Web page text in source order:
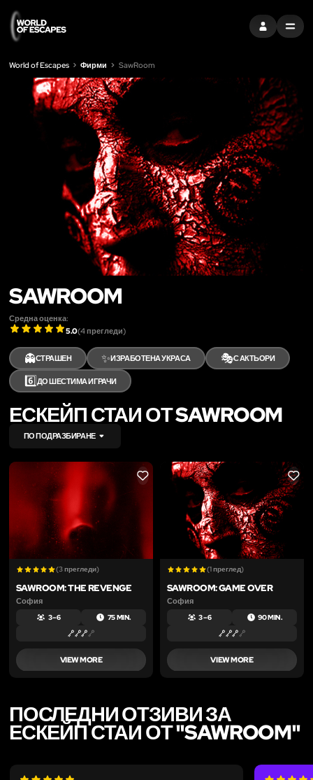
ВЛЕЗТЕMENU
World of Escapes Фирми SawRoom
SAWROOM
Средна оценка:
5.0(4прегледи)
👻СТРАШЕН ✨ИЗРАБОТЕНА УКРАСА 🎭С АКТЬОРИ
6️⃣ДО ШЕСТИМА ИГРАЧИ
ЕСКЕЙП СТАИ ОТ SAWROOM
ПО ПОДРАЗБИРАНЕ
LIKE
(3 прегледи)
SAWROOM: THE REVENGE
София
3 – 6 75 MIN.
VIEW MORE
LIKE
(1 преглед)
SAWROOM: GAME OVER
София
3 – 6 90 MIN.
VIEW MORE
ПОСЛЕДНИ ОТЗИВИ ЗА
ЕСКЕЙП СТАИ ОТ "SAWROOM"